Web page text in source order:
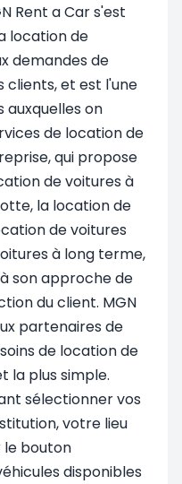
Rent a Car s'est
location de
demandes de
clients, et est l'une
on
de location de
qui propose
de voitures à
la location de
de voitures
à long terme,
son approche de
du client. MGN
partenaires de
de location de
la plus simple.
sélectionner vos
votre lieu
le bouton
disponibles